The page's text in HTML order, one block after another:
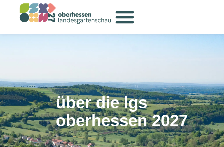
über die lgs
oberhessen 2027